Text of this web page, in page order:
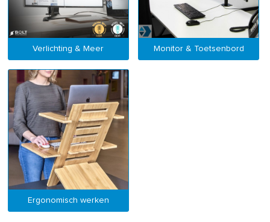
Verlichting & Meer Monitor & Toetsenbord
Ergonomisch werken